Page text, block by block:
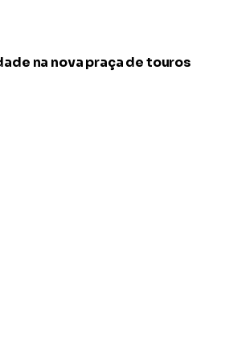
na nova praça de touros